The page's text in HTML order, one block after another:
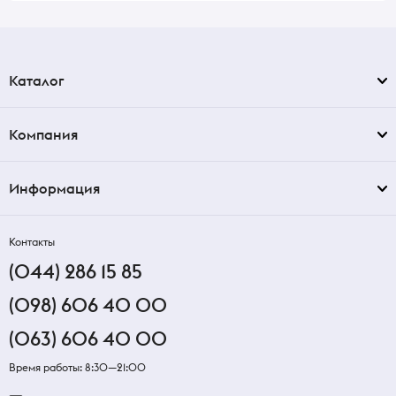
Каталог
Компания
Информация
Контакты
(044) 286 15 85
(098) 606 40 00
(063) 606 40 00
Время работы: 8:30—21:00